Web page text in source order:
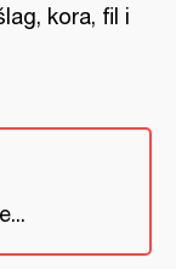
kora, fil i